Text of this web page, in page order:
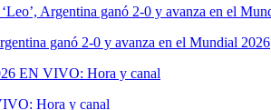
ganó 2-0 y avanza en el Mundial 2026
Hora y canal